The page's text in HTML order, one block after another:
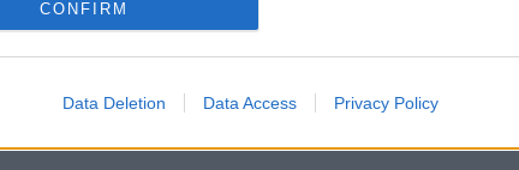
CONFIRM
Data Deletion Data Access Privacy Policy
saistīts ar